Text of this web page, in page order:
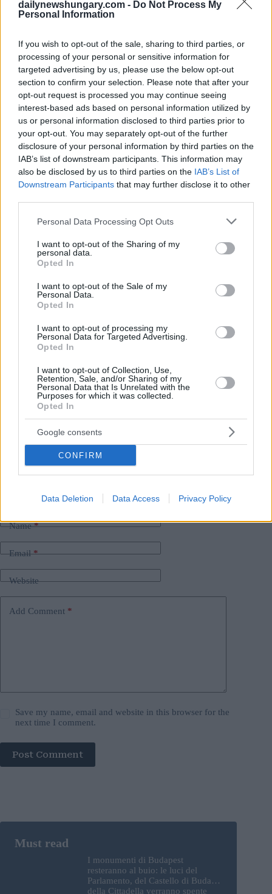
dailynewshungary.com - Do Not Process My
Personal Information
If you wish to opt-out of the sale, sharing to third parties, or
processing of your personal or sensitive information for
targeted advertising by us, please use the below opt-out
section to confirm your selection. Please note that after your
opt-out request is processed you may continue seeing
interest-based ads based on personal information utilized by
us or personal information disclosed to third parties prior to
your opt-out. You may separately opt-out of the further
disclosure of your personal information by third parties on the
IAB’s list of downstream participants. This information may
also be disclosed by us to third parties on the IAB’s List of
Downstream Participants that may further disclose it to other
Please note that this website/app uses one or more Google
not limited to your visit or usage behaviour. You may click to
grant or deny consent to Google and its third-party tags to
use your data for below specified purposes in below Google
consent section.
Personal Data Processing Opt Outs
I want to opt-out of the Sharing of my
personal data.
Opted In
I want to opt-out of the Sale of my
Personal Data.
Opted In
I want to opt-out of processing my
Personal Data for Targeted Advertising.
Opted In
I want to opt-out of Collection, Use,
Retention, Sale, and/or Sharing of my
Personal Data that Is Unrelated with the
Purposes for which it was collected.
Opted In
Google consents
CONFIRM
Data Deletion Data Access Privacy Policy
ungherese. Il caso è gestito dalla polizia distrettuale e il
procedimento è attualmente in corso.
Le autorità avvertono delle gravi conseguenze
L’incidente evidenzia uno schema preoccupante, dato che di
recente sono state segnalate minacce simili. In uncaso
separato, l’anno scorso, uno studente più giovane avrebbe
minacciato una bomba per evitare di scrivere un compito di
matematica, mostrando come tali azioni (spesso percepite
come scherzi) possano trasformarsi in gravi conseguenze
legali.
Le autorità sottolineano che anche le false minacce di bomba
sono trattate come situazioni ad alto rischio, che richiedono
risposte di emergenza complete che interrompono le
operazioni scolastiche e distolgono le risorse della polizia.
confermato che non c’era alcun pericolo reale. La scuola è
stata controllata a fondo e non è stato scoperto alcun
dispositivo.
I funzionari sottolineano che minacce di questo tipo vengono
perseguite con rigore, indipendentemente dall’età degli autori.
possono avere ripercussioni legali durature.
Se se l’è perso:
Allarme terrorismo nelle scuole ungheresi: Alunni
evacuati dopo molteplici email di minaccia di bomba
bambini #categoria crimine
categoria vita in Ungheria
ungheria
Leave a Reply
Your email address will not be published. Required fields are marked
Name*
Email*
Website
Add Comment *
Save my name, email and website in this browser for the
next time I comment.
Post Comment
I monumenti di Budapest
resteranno al buio: le luci del
Parlamento, del Castello di Buda e
della Cittadella verranno spente